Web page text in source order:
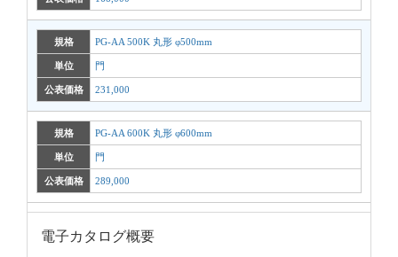
規格 PG-AA 500K 丸形 φ500mm
単位 門
公表価格 231,000
規格 PG-AA 600K 丸形 φ600mm
単位 門
公表価格 289,000
電子カタログ概要